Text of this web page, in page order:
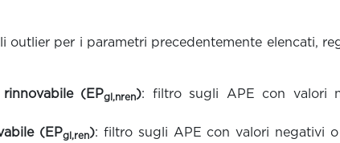
outlier per i parametri precedentemente elencati,
(EPgl,nren): filtro sugli APE con valori
(EPgl,ren): filtro sugli APE con valori negativi